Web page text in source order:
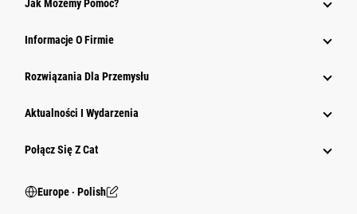
Jak Możemy Pomóc?
Informacje O Firmie
Rozwiązania Dla Przemysłu
Aktualności I Wydarzenia
Połącz Się Z Cat
Europe ‧ Polish